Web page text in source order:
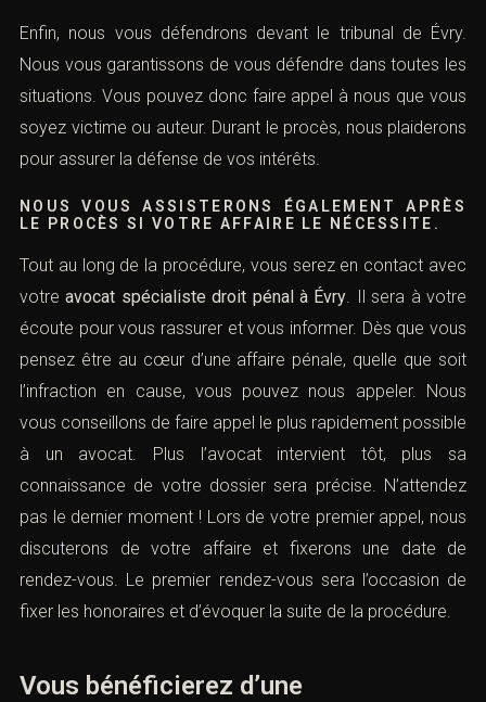
Enfin, nous vous défendrons devant le tribunal de Évry.
Nous vous garantissons de vous défendre dans toutes les
situations. Vous pouvez donc faire appel à nous que vous
soyez victime ou auteur. Durant le procès, nous plaiderons
pour assurer la défense de vos intérêts.
NOUS VOUS ASSISTERONS ÉGALEMENT APRÈS
LE PROCÈS SI VOTRE AFFAIRE LE NÉCESSITE.
Tout au long de la procédure, vous serez en contact avec
votreavocat spécialiste droit pénal à Évry. Il sera à votre
écoute pour vous rassurer et vous informer. Dès que vous
pensez être au cœur d’une affaire pénale, quelle que soit
l’infraction en cause, vous pouvez nous appeler. Nous
vous conseillons de faire appel le plus rapidement possible
à un avocat. Plus l’avocat intervient tôt, plus sa
connaissance de votre dossier sera précise. N’attendez
pas le dernier moment ! Lors de votre premier appel, nous
discuterons de votre affaire et fixerons une date de
rendez-vous. Le premier rendez-vous sera l’occasion de
fixer les honoraires et d’évoquer la suite de la procédure.
Vous bénéficierez d’une